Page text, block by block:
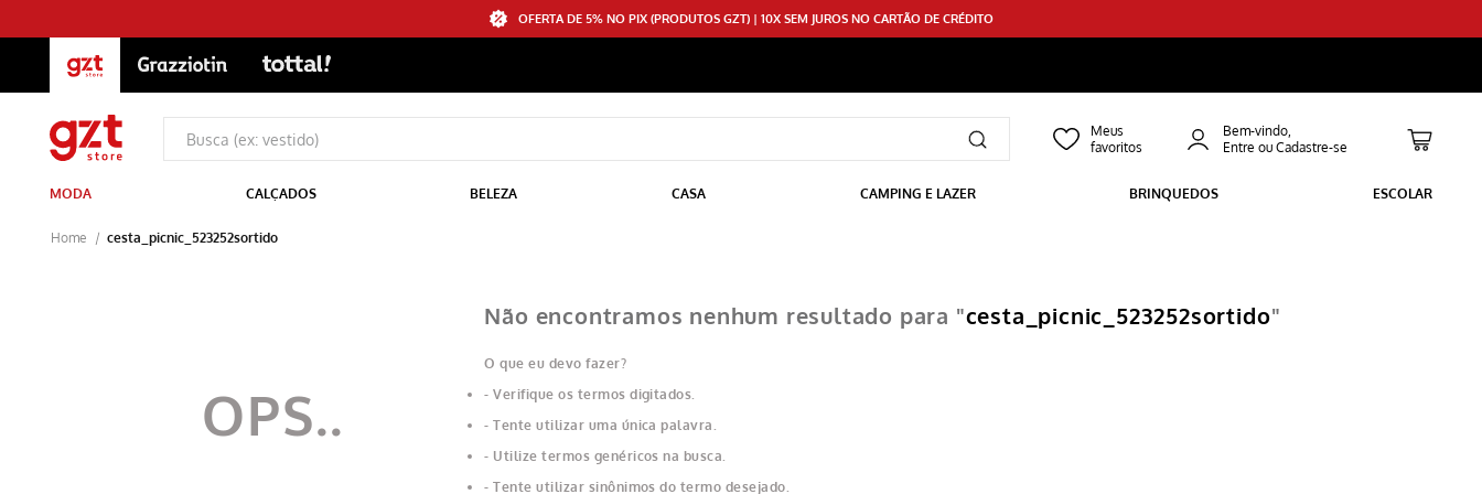
OFERTA DE 5% NO PIX (PRODUTOS GZT) | 10X SEM JUROS NO CARTÃO DE CRÉDITO
Bem-vindo,
MODA CALÇADOS BELEZA CASA CAMPING E LAZER BRINQUEDOS ESCOLAR
cesta_picnic_523252sortido
Não encontramos nenhum resultado para "cesta_picnic_523252sortido"
O que eu devo fazer?
Verifique os termos digitados.
Tente utilizar uma única palavra.
Utilize termos genéricos na busca.
Tente utilizar sinônimos do termo desejado.